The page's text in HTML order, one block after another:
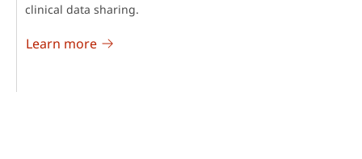
clinical data sharing.
Learn more